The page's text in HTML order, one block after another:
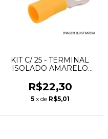
KIT C/ 25 - TERMINAL
ISOLADO AMARELO
R$22,30
5 x de R$5,01